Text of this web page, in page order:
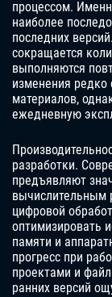
процессом.
наиболее
последних
сокращается
выполняются
изменения редко
материалов,
ежедневную
разработки.
предъявляют
вычислительным
цифровой
оптимизировать
памяти и
прогресс при
проектами и
ранних версий